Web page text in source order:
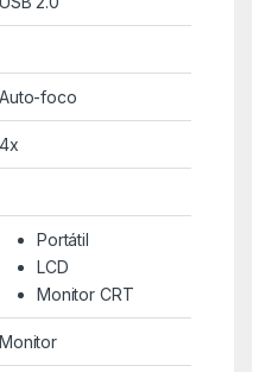
Auto-foco
4x
Portátil
LCD
Monitor CRT
Monitor